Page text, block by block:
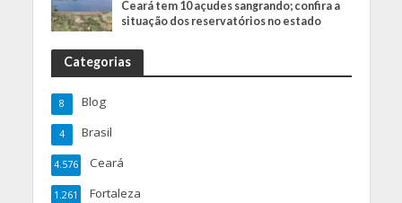
Ceará tem 10 açudes sangrando; confira a
situação dos reservatórios no estado
Categorias
Blog
8
Brasil
4
Ceará
4.576
Fortaleza
1.261